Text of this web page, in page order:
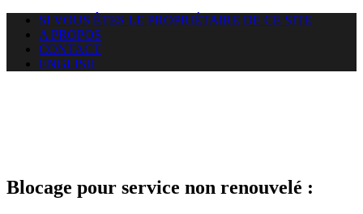
SI VOUS ÊTES LE PROPRIÉTAIRE DE CE SITE
A PROPOS
CONTACT
ENGLISH
Blocage pour service non renouvelé :